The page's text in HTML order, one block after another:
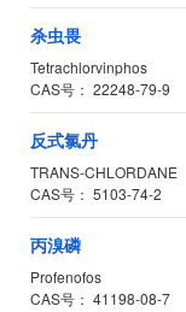
杀虫畏
Tetrachlorvinphos
CAS号： 22248-79-9
反式氯丹
TRANS-CHLORDANE
CAS号： 5103-74-2
丙溴磷
Profenofos
CAS号： 41198-08-7